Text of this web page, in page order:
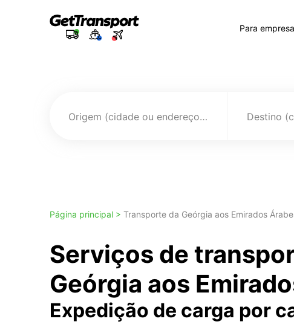
Para
Origem (cidade ou endereço)
Página principal > Transporte da Geórgia aos Emirados
Serviços de
Geórgia aos
Expedição de carga por